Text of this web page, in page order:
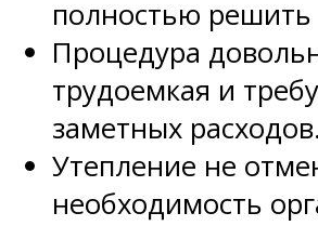
полностью
Процедура
трудоемкая и
заметных расходов.
Утепление не
необходимость